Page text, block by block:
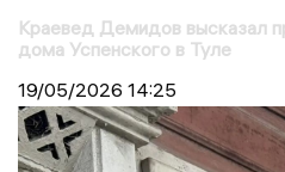
Краевед Демидов высказал
дома Успенского в Туле
19/05/2026 14:25